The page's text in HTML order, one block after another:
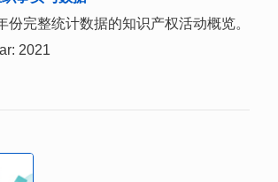
份完整统计数据的知识产权活动概览。
2021